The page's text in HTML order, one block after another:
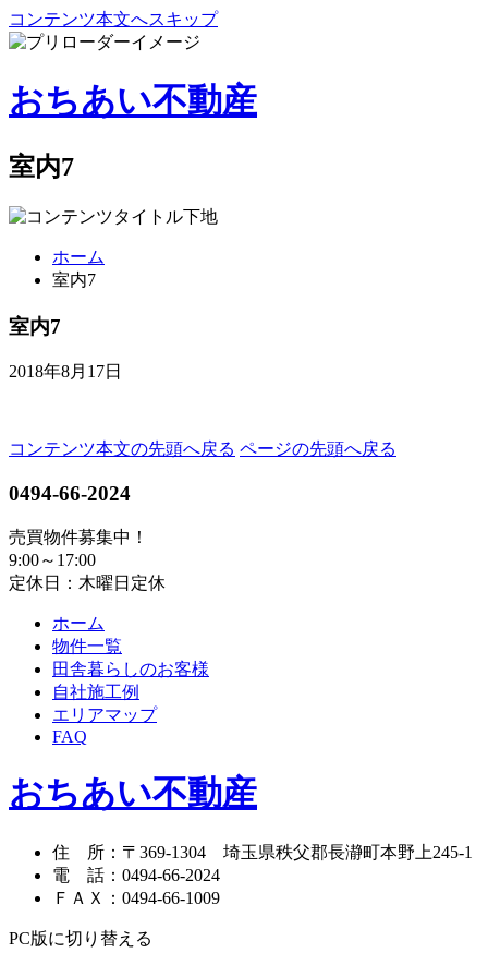
コンテンツ本文へスキップ
おちあい不動産
室内7
ホーム
室内7
室内7
2018年8月17日
コンテンツ本文の先頭へ戻る ページの先頭へ戻る
0494-66-2024
売買物件募集中！
9:00～17:00
定休日：木曜日定休
ホーム
物件一覧
田舎暮らしのお客様
自社施工例
エリアマップ
FAQ
おちあい不動産
住 所 ： 〒369-1304 埼玉県秩父郡長瀞町本野上245-1
電 話 ： 0494-66-2024
ＦＡＸ
： 0494-66-1009
PC版に切り替える